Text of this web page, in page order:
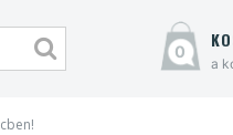
0
a